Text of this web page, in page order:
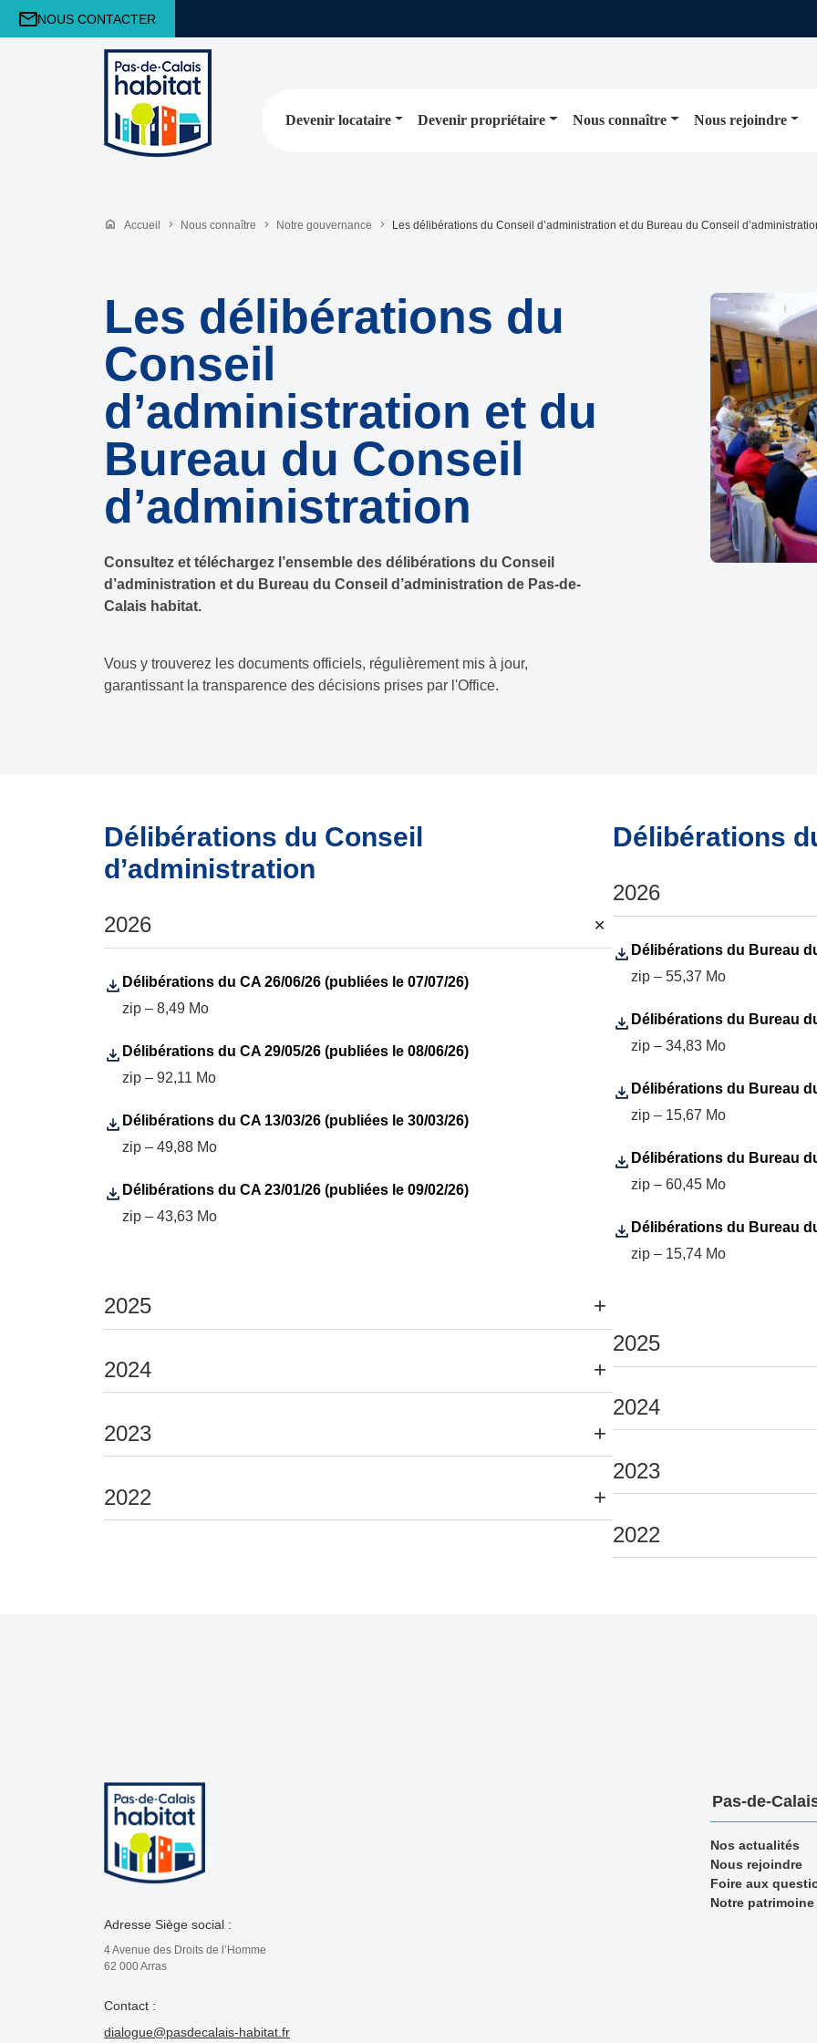
NOUS CONTACTER
Devenir locataire Devenir propriétaire Nous connaître Nous rejoindre
Accueil Nous connaître Notre gouvernance Les délibérations du Conseil d’administration et du Bureau du Conseil
Les délibérations du
Conseil
d’administration et du
Bureau du Conseil
d’administration
Consultez et téléchargez l’ensemble des délibérations du Conseil
d’administration et du Bureau du Conseil d’administration de Pas-de-
Calais habitat.
Vous y trouverez les documents officiels, régulièrement mis à jour,
garantissant la transparence des décisions prises par l'Office.
Délibérations du Conseil
d’administration
2026 +
Délibérations du CA 26/06/26 (publiées le 07/07/26)
zip – 8,49 Mo
Délibérations du CA 29/05/26 (publiées le 08/06/26)
zip – 92,11 Mo
Délibérations du CA 13/03/26 (publiées le 30/03/26)
zip – 49,88 Mo
Délibérations du CA 23/01/26 (publiées le 09/02/26)
zip – 43,63 Mo
2025 +
2024 +
2023 +
2022 +
Délibérations
2026
Délibérations du Bureau
zip – 55,37 Mo
Délibérations du Bureau
zip – 34,83 Mo
Délibérations du Bureau
zip – 15,67 Mo
Délibérations du Bureau
zip – 60,45 Mo
Délibérations du Bureau
zip – 15,74 Mo
2025
2024
2023
2022
Adresse Siège social :
4 Avenue des Droits de l’Homme
62 000 Arras
Contact :
dialogue@pasdecalais-habitat.fr
Pas-de-
Nos actualités
Nous rejoindre
Foire aux
Notre patrimoine